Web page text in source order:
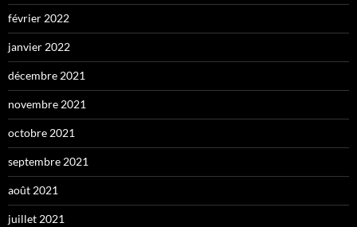
février 2022
janvier 2022
décembre 2021
novembre 2021
octobre 2021
septembre 2021
août 2021
juillet 2021